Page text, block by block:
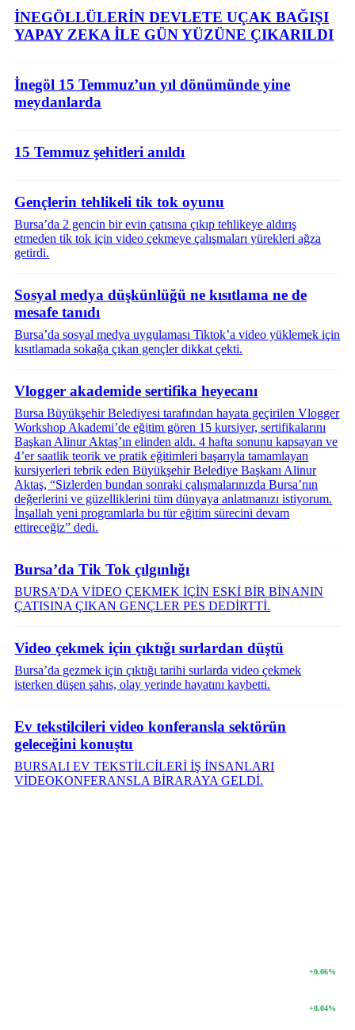
İNEGÖLLÜLERİN DEVLETE UÇAK BAĞIŞI
YAPAY ZEKA İLE GÜN YÜZÜNE ÇIKARILDI
İnegöl 15 Temmuz’un yıl dönümünde yine
meydanlarda
15 Temmuz şehitleri anıldı
Gençlerin tehlikeli tik tok oyunu
Bursa’da 2 gencin bir evin çatısına çıkıp tehlikeye aldırış
etmeden tik tok için video çekmeye çalışmaları yürekleri ağza
getirdi.
Sosyal medya düşkünlüğü ne kısıtlama ne de
mesafe tanıdı
Bursa’da sosyal medya uygulaması Tiktok’a video yüklemek için
kısıtlamada sokağa çıkan gençler dikkat çekti.
Vlogger akademide sertifika heyecanı
Bursa Büyükşehir Belediyesi tarafından hayata geçirilen Vlogger
Workshop Akademi’de eğitim gören 15 kursiyer, sertifikalarını
Başkan Alinur Aktaş’ın elinden aldı. 4 hafta sonunu kapsayan ve
4’er saatlik teorik ve pratik eğitimleri başarıyla tamamlayan
kursiyerleri tebrik eden Büyükşehir Belediye Başkanı Alinur
Aktaş, “Sizlerden bundan sonraki çalışmalarınızda Bursa’nın
değerlerini ve güzelliklerini tüm dünyaya anlatmanızı istiyorum.
İnşallah yeni programlarla bu tür eğitim sürecini devam
ettireceğiz” dedi.
Bursa’da Tik Tok çılgınlığı
BURSA’DA VİDEO ÇEKMEK İÇİN ESKİ BİR BİNANIN
ÇATISINA ÇIKAN GENÇLER PES DEDİRTTİ.
Video çekmek için çıktığı surlardan düştü
Bursa’da gezmek için çıktığı tarihi surlarda video çekmek
isterken düşen şahıs, olay yerinde hayatını kaybetti.
Ev tekstilcileri video konferansla sektörün
geleceğini konuştu
BURSALI EV TEKSTİLCİLERİ İŞ İNSANLARI
VİDEOKONFERANSLA BİRARAYA GELDİ.
+0.06%
+0.04%